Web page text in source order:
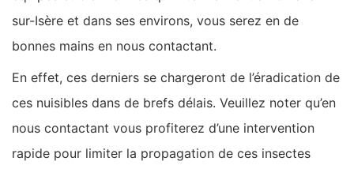
sur-Isère et dans ses environs, vous serez en de
bonnes mains en nous contactant.
En effet, ces derniers se chargeront de l’éradication de
ces nuisibles dans de brefs délais. Veuillez noter qu’en
nous contactant vous profiterez d’une intervention
rapide pour limiter la propagation de ces insectes